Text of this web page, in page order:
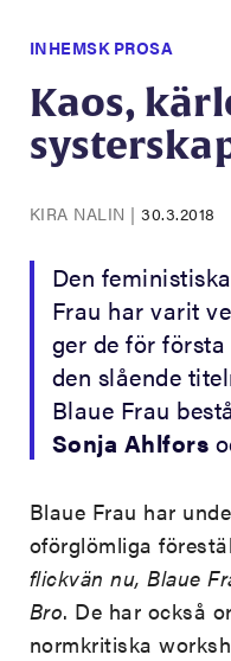
INHEMSK PROSA
Kaos,
KIRA NALIN |30.3.2018
Den
Frau har varit
ger de för
den slående
Blaue Frau
Sonja Ahlfors
Blaue Frau har
oförglömliga
flickvän nu, Blaue
Bro. De har också
normkritiska